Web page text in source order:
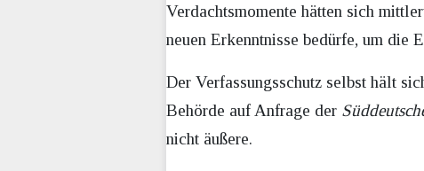
Verdachtsmomente hätten sich
neuen Erkenntnisse bedürfe, um die
Der Verfassungsschutz selbst hält
Behörde auf Anfrage der
nicht äußere.